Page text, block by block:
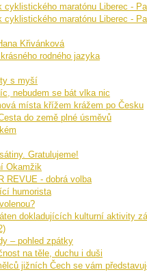
maratónu Liberec -
maratónu Liberec -
Křivánková
rodného jazyka
s myší
nebudem se bát vlka nic
místa křížem krážem po Česku
do země plné úsměvů
Gratulujeme!
Okamžik
REVUE - dobrá volba
humorista
dokladujících kulturní aktivity
– pohled zpátky
na těle, duchu i duši
jižních Čech se vám